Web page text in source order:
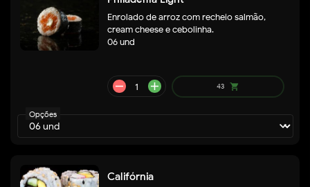
remove
Enrolado de arroz com recheio salmão,
cream cheese e cebolinha.
06 und
Opções
Califórnia